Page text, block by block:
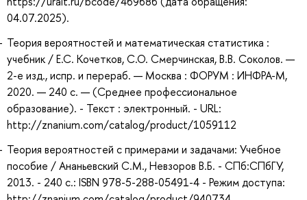
04.07.2025).
Теория вероятностей и математическая статистика :
учебник / Е.С. Кочетков, С.О. Смерчинская, В.В. Соколов. —
2-е изд., испр. и перераб. — Москва : ФОРУМ : ИНФРА-М,
2020. — 240 с. — (Среднее профессиональное
образование). - Текст : электронный. - URL:
http://znanium.com/catalog/product/1059112
Теория вероятностей с примерами и задачами: Учебное
пособие / Ананьевский С.М., Невзоров В.Б. - СПб:СПбГУ,
2013. - 240 с.: ISBN 978-5-288-05491-4 - Режим доступа: